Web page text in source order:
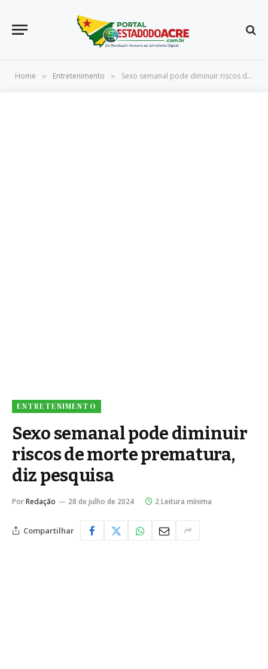
Home » Entretenimento » Sexo semanal pode diminuir riscos de morte prematura, diz pesquisa
ENTRETENIMENTO
Sexo semanal pode diminuir
riscos de morte prematura,
diz pesquisa
PorRedação 28 de julho de 2024 2 Leitura mínima
Compartilhar